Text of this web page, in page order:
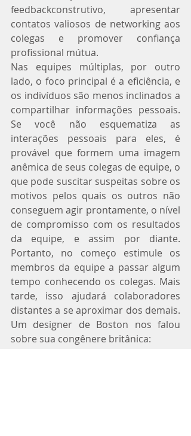
feedbackconstrutivo, apresentar
contatos valiosos de networking aos
colegas e promover confiança
profissional mútua.
Nas equipes múltiplas, por outro
lado, o foco principal é a eficiência, e
os indivíduos são menos inclinados a
compartilhar informações pessoais.
Se você não esquematiza as
interações pessoais para eles, é
provável que formem uma imagem
anêmica de seus colegas de equipe, o
que pode suscitar suspeitas sobre os
motivos pelos quais os outros não
conseguem agir prontamente, o nível
de compromisso com os resultados
da equipe, e assim por diante.
Portanto, no começo estimule os
membros da equipe a passar algum
tempo conhecendo os colegas. Mais
tarde, isso ajudará colaboradores
distantes a se aproximar dos demais.
Um designer de Boston nos falou
sobre sua congênere britânica: